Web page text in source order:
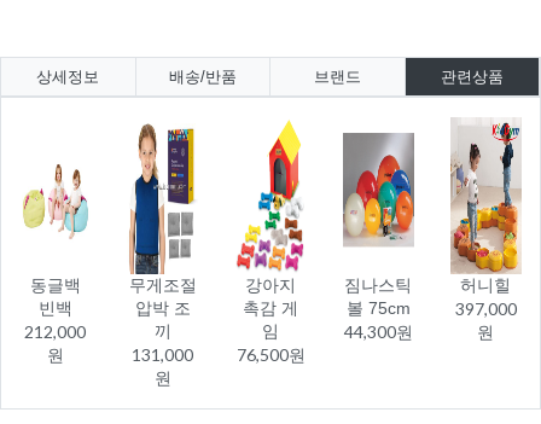
상세정보 배송/반품 브랜드 관련상품
동글백
빈백
212,000
원
무게조절
압박 조
끼
131,000
원
강아지
촉감 게
임
76,500원
짐나스틱
볼 75cm
44,300원
허니힐
397,000
원